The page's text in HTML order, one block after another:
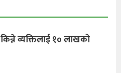
व्यक्तिलाई १० लाखको